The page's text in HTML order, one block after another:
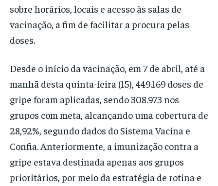
sobre horários, locais e acesso às salas de
vacinação, a fim de facilitar a procura pelas
doses.
Desde o início da vacinação, em 7 de abril, até a
manhã desta quinta-feira (15), 449.169 doses de
gripe foram aplicadas, sendo 308.973 nos
grupos com meta, alcançando uma cobertura de
28,92%, segundo dados do Sistema Vacina e
Confia. Anteriormente, a imunização contra a
gripe estava destinada apenas aos grupos
prioritários, por meio da estratégia de rotina e